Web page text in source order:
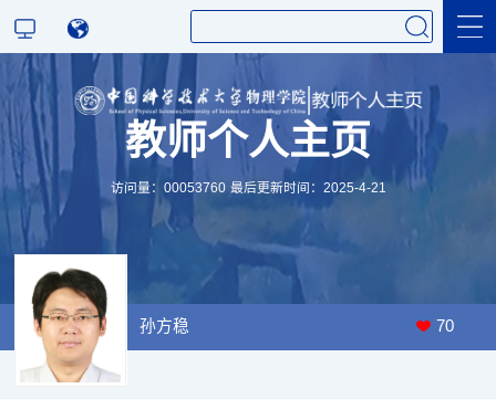
科学研究
教师个人主页
访问量： 00053760 最后更新时间： 2025-4-21
孙方稳 70